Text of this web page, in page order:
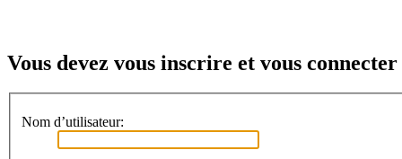
Vous devez vous inscrire et vous
Nom d’utilisateur: